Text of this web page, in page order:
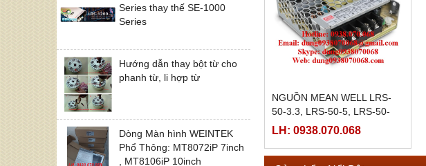
Series thay thế SE-1000
Series
Hướng dẫn thay bột từ cho
phanh từ, li hợp từ
Dòng Màn hình WEINTEK
Phổ Thông: MT8072iP 7inch
, MT8106iP 10inch
NGUỒN MEAN WELL LRS-
50-3.3, LRS-50-5, LRS-50-
12, LRS-50-15, LRS-50-24,
LH: 0938.070.068